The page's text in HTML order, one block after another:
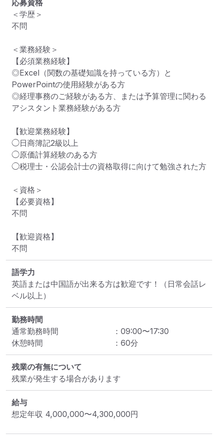
応募資格
＜学歴＞
不問
＜業務経験＞
【必須業務経験】
◎Excel（関数の基礎知識を持っている方）と
PowerPointの使用経験がある方
◎経理事務のご経験がある方、または予算管理に関わる
アシスタント業務経験がある方
【歓迎業務経験】
◯日商簿記2級以上
◯原価計算経験のある方
◯税理士・公認会計士の資格取得に向けて勉強された方
＜資格＞
【必要資格】
不問
【歓迎資格】
不問
語学力
英語または中国語が出来る方は歓迎です！（日常会話レ
ベル以上）
勤務時間
通常勤務時間
： 09:00〜17:30
休憩時間
： 60分
残業の有無について
残業が発生する場合があります
給与
想定年収 4,000,000〜4,300,000円